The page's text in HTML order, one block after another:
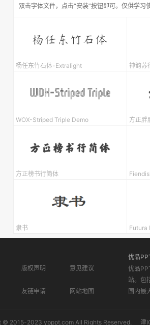
双击字体文件，点击“安装”按钮即可。仅供学习
杨任东竹石体-Extralight 神韵苏
WOX-Striped Triple Demo 方正胖
方正榜书行简体
隶书 Futura
版权声明 意见建议
友链申请 网站地图
优品
优品
站。包
国内最
© 2015-2023 ypppt.com All Rights Reserved. 津